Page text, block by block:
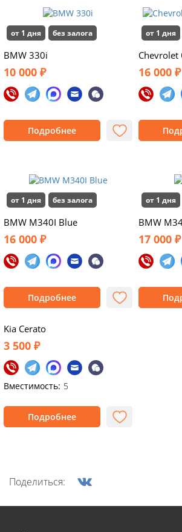
от 1 дня без залога
BMW 330i
10 000 ₽
Подробнее
от 1 дня
Chevrolet
16 000 ₽
от 1 дня без залога
BMW M340I Blue
16 000 ₽
Подробнее
от 1 дня
BMW
17 000 ₽
Kia Cerato
3 500 ₽
Вместимость: 5
Подробнее
Поделиться: